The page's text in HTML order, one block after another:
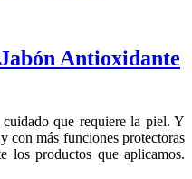
Antioxidante
que requiere la piel. Y
con más funciones protectoras
los productos que aplicamos.